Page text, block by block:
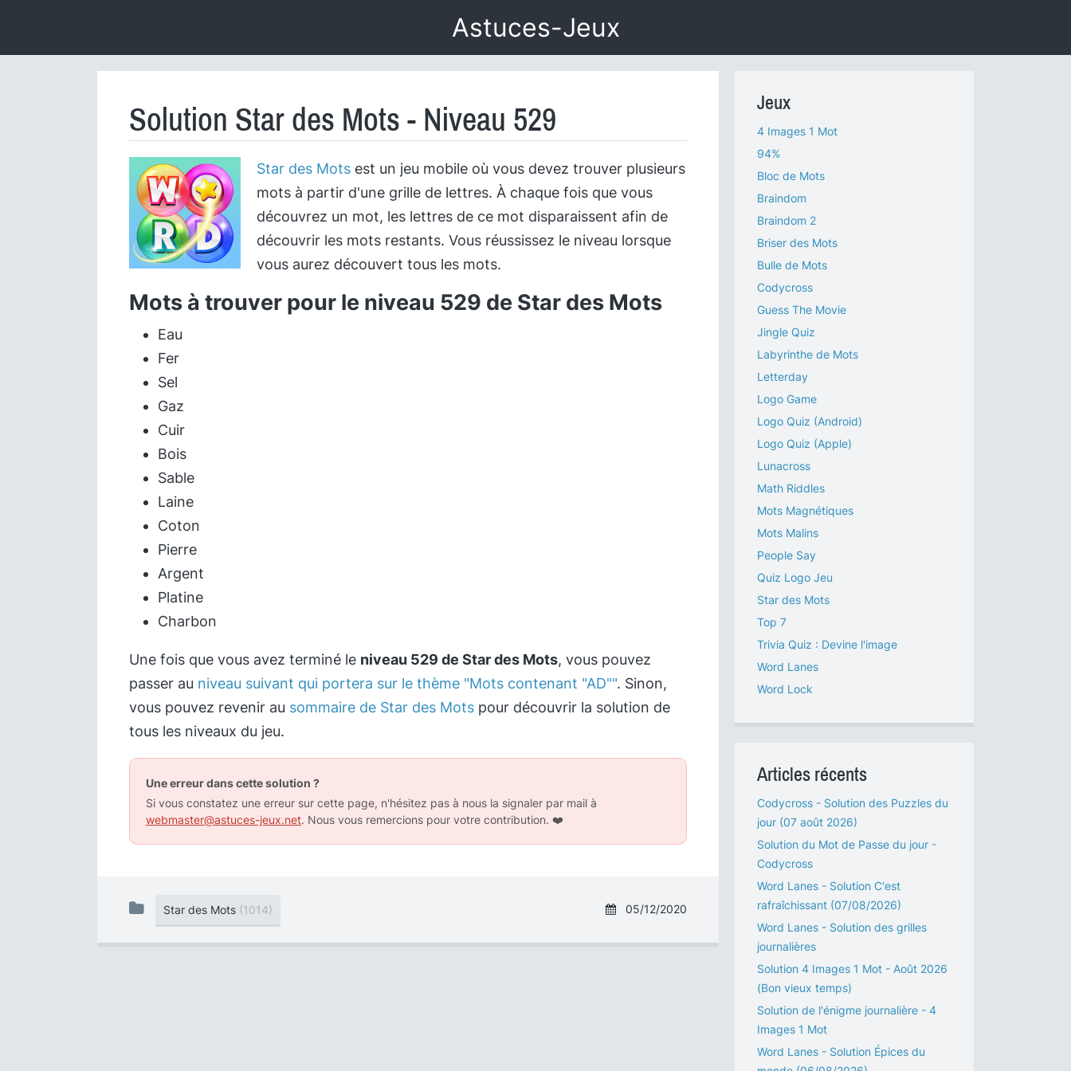
Astuces-Jeux
Solution Star des Mots - Niveau 529
Star des Mots est un jeu mobile où vous devez trouver plusieurs
mots à partir d'une grille de lettres. À chaque fois que vous
découvrez un mot, les lettres de ce mot disparaissent afin de
découvrir les mots restants. Vous réussissez le niveau lorsque
vous aurez découvert tous les mots.
Mots à trouver pour le niveau 529 de Star des Mots
Eau
Fer
Sel
Gaz
Cuir
Bois
Sable
Laine
Coton
Pierre
Argent
Platine
Charbon
Une fois que vous avez terminé le niveau 529 de Star des Mots, vous pouvez
passer au niveau suivant qui portera sur le thème "Mots contenant "AD"". Sinon,
vous pouvez revenir au sommaire de Star des Mots pour découvrir la solution de
tous les niveaux du jeu.
Une erreur dans cette solution ?
Si vous constatez une erreur sur cette page, n'hésitez pas à nous la signaler par mail à
webmaster@astuces-jeux.net. Nous vous remercions pour votre contribution. ❤️
05/12/2020
Star des Mots (1014)
Jeux
4 Images 1 Mot
94%
Bloc de Mots
Braindom
Braindom 2
Briser des Mots
Bulle de Mots
Codycross
Guess The Movie
Jingle Quiz
Labyrinthe de Mots
Letterday
Logo Game
Logo Quiz (Android)
Logo Quiz (Apple)
Lunacross
Math Riddles
Mots Magnétiques
Mots Malins
People Say
Quiz Logo Jeu
Star des Mots
Top 7
Trivia Quiz : Devine l'image
Word Lanes
Word Lock
Articles récents
Codycross - Solution des Puzzles du
jour (07 août 2026)
Solution du Mot de Passe du jour -
Codycross
Word Lanes - Solution C'est
rafraîchissant (07/08/2026)
Word Lanes - Solution des grilles
journalières
Solution 4 Images 1 Mot - Août 2026
(Bon vieux temps)
Solution de l'énigme journalière - 4
Images 1 Mot
Word Lanes - Solution Épices du